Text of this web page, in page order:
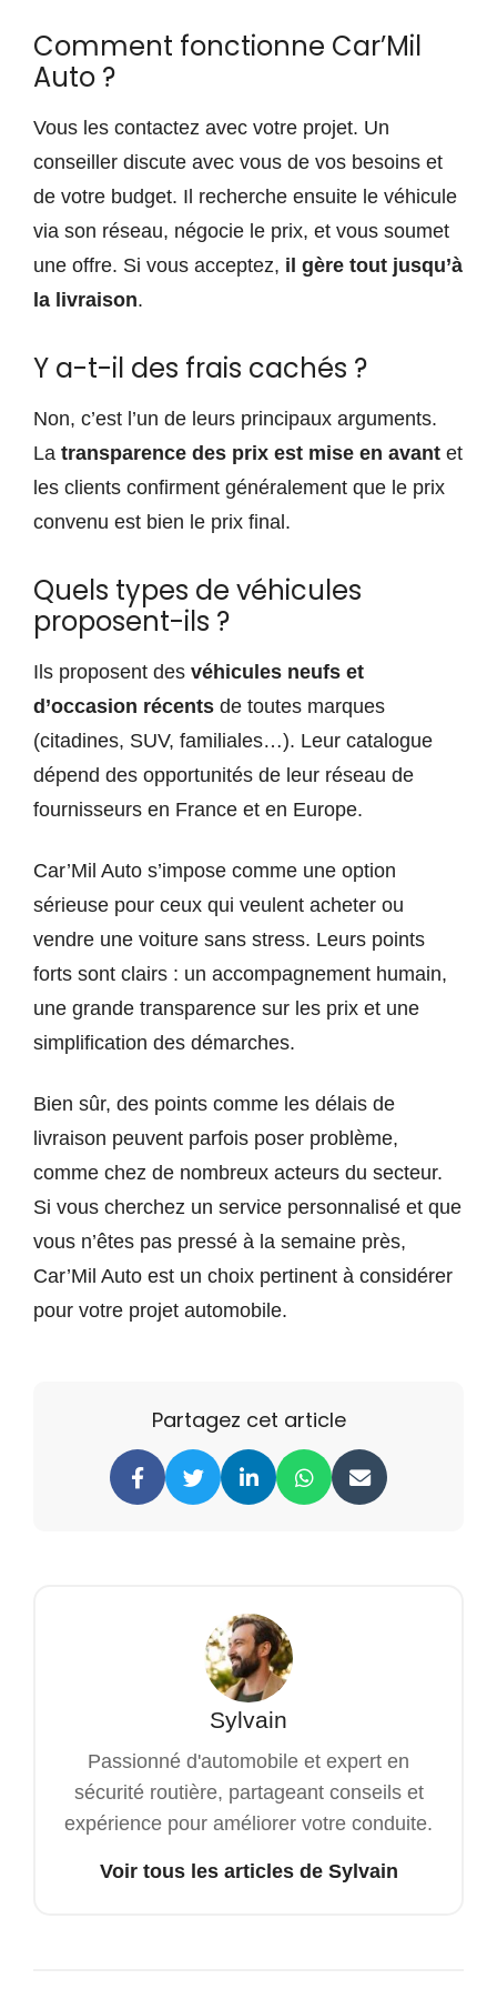
Comment fonctionne Car’Mil
Auto ?
Vous les contactez avec votre projet. Un
conseiller discute avec vous de vos besoins et
de votre budget. Il recherche ensuite le véhicule
via son réseau, négocie le prix, et vous soumet
une offre. Si vous acceptez, il gère tout jusqu’à
la livraison.
Y a-t-il des frais cachés ?
Non, c’est l’un de leurs principaux arguments.
La transparence des prix est mise en avant et
les clients confirment généralement que le prix
convenu est bien le prix final.
Quels types de véhicules
proposent-ils ?
Ils proposent des véhicules neufs et
d’occasion récents de toutes marques
(citadines, SUV, familiales…). Leur catalogue
dépend des opportunités de leur réseau de
fournisseurs en France et en Europe.
Car’Mil Auto s’impose comme une option
sérieuse pour ceux qui veulent acheter ou
vendre une voiture sans stress. Leurs points
forts sont clairs : un accompagnement humain,
une grande transparence sur les prix et une
simplification des démarches.
Bien sûr, des points comme les délais de
livraison peuvent parfois poser problème,
comme chez de nombreux acteurs du secteur.
Si vous cherchez un service personnalisé et que
vous n’êtes pas pressé à la semaine près,
Car’Mil Auto est un choix pertinent à considérer
pour votre projet automobile.
Partagez cet article
Sylvain
Passionné d'automobile et expert en
sécurité routière, partageant conseils et
expérience pour améliorer votre conduite.
Voir tous les articles de Sylvain